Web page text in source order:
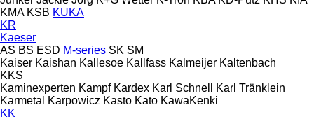
KMA KSB KUKA
KR
Kaeser
AS BS ESD M-series SK SM
Kaiser Kaishan Kallesoe Kallfass Kalmeijer Kaltenbach
KKS
Kaminexperten Kampf Kardex Karl Schnell
Karl Tränklein
Karmetal
Karpowicz Kasto Kato KawaKenki
KK